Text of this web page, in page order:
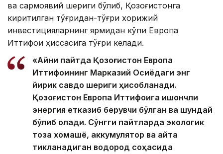
ва сармоявий шериги бўлиб, Қозоғистонга
киритилган тўғридан-тўғри хорижий
инвестицияларнинг ярмидан кўпи Европа
Иттифоқи ҳиссасига тўғри келади.
«Айни пайтда Қозоғистон Европа
Иттифоқининг Марказий Осиёдаги энг
йирик савдо шериги ҳисобланади.
Қозоғистон Европа Иттифоқига ишончли
энергия етказиб берувчи бўлган ва шундай
бўлиб қолади. Сўнгги пайтларда экологик
тоза хомашё, аккумулятор ва қайта
тикланадиган водород соҳасида